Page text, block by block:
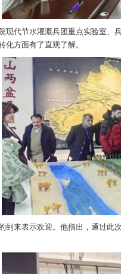
学院现代节水灌溉兵团重点
果转化方面有了直观了解。